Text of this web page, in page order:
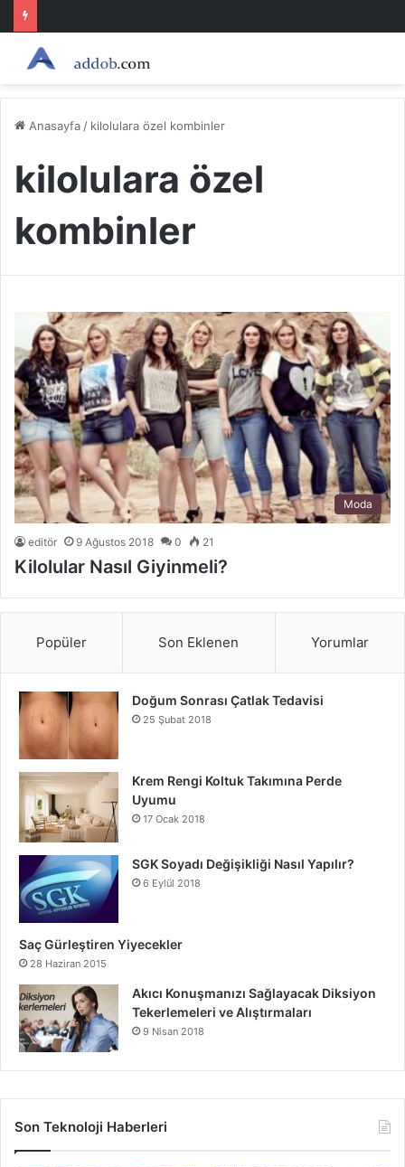
Anasayfa / kilolulara özel kombinler
kilolulara özel
kombinler
Moda
editör 9 Ağustos 2018 0 21
Kilolular Nasıl Giyinmeli?
Popüler Son Eklenen Yorumlar
Doğum Sonrası Çatlak Tedavisi
25 Şubat 2018
Krem Rengi Koltuk Takımına Perde
Uyumu
17 Ocak 2018
SGK Soyadı Değişikliği Nasıl Yapılır?
6 Eylül 2018
Saç Gürleştiren Yiyecekler
28 Haziran 2015
Akıcı Konuşmanızı Sağlayacak Diksiyon
Tekerlemeleri ve Alıştırmaları
9 Nisan 2018
Son Teknoloji Haberleri